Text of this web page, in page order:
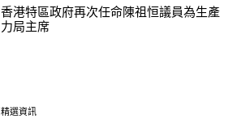
香港特區政府再次任命陳祖恒議員為生產
力局主席
精選資訊